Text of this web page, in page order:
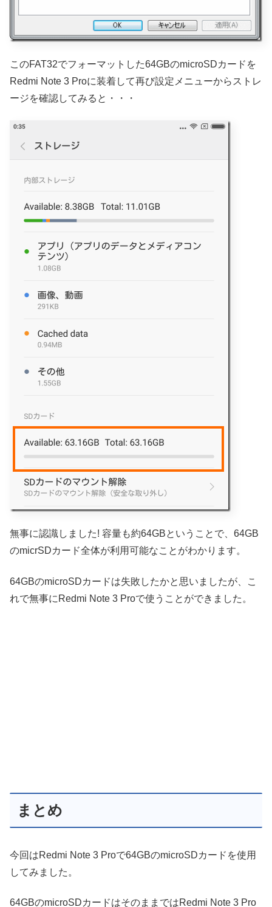
このFAT32でフォーマットした64GBのmicroSDカードを
Redmi Note 3 Proに装着して再び設定メニューからストレ
ージを確認してみると・・・
無事に認識しました! 容量も約64GBということで、64GB
のmicrSDカード全体が利用可能なことがわかります。
64GBのmicroSDカードは失敗したかと思いましたが、こ
れで無事にRedmi Note 3 Proで使うことができました。
まとめ
今回はRedmi Note 3 Proで64GBのmicroSDカードを使用
してみました。
64GBのmicroSDカードはそのままではRedmi Note 3 Pro